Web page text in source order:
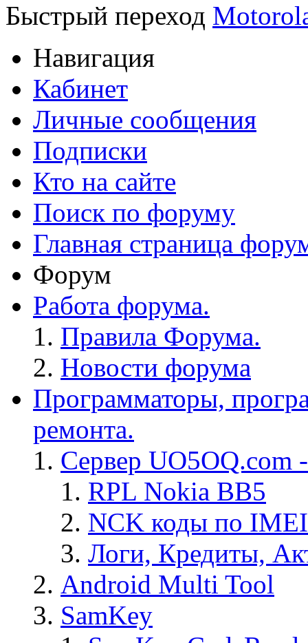
Быстрый переход
Навигация
Кабинет
Личные сообщения
Подписки
Кто на сайте
Поиск по форуму
Главная страница
Форум
Работа форума.
Правила Форума.
Новости форума
Программаторы,
ремонта.
Сервер
RPL Nokia BB5
NCK коды по IMEI
Логи, Кредиты,
Android Multi Tool
SamKey